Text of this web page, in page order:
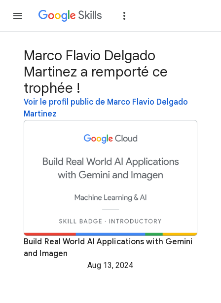
Marco Flavio Delgado
Martinez a remporté ce
trophée !
Voir le profil public de Marco Flavio Delgado
Martinez